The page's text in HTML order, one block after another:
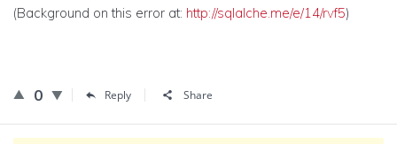
(Background on this error at: http://sqlalche.me/e/14/rvf5)
0 Reply Share